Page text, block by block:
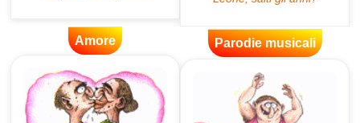
Amore Parodie musicali